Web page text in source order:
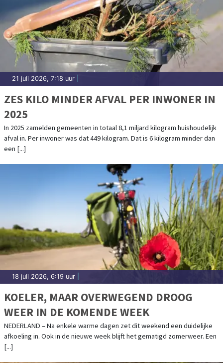
21 juli 2026, 7:18 uur
ZES KILO MINDER AFVAL PER INWONER IN
2025
In 2025 zamelden gemeenten in totaal 8,1 miljard kilogram huishoudelijk
afval in. Per inwoner was dat 449 kilogram. Dat is 6 kilogram minder dan
een [...]
18 juli 2026, 6:19 uur
KOELER, MAAR OVERWEGEND DROOG
WEER IN DE KOMENDE WEEK
NEDERLAND – Na enkele warme dagen zet dit weekend een duidelijke
afkoeling in. Ook in de nieuwe week blijft het gematigd zomerweer. Een
[...]